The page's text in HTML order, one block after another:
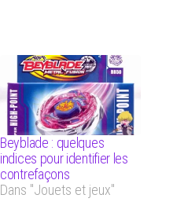
Beyblade : quelques
indices pour identifier les
contrefaçons
Dans "Jouets et jeux"